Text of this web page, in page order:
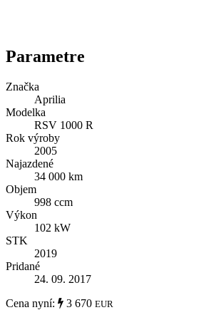
Parametre
Značka
Aprilia
Modelka
RSV 1000 R
Rok výroby
2005
Najazdené
34 000 km
Objem
998 ccm
Výkon
102 kW
STK
2019
Pridané
24. 09. 2017
Cena nyní:
3 670 EUR